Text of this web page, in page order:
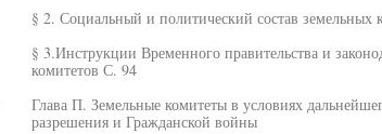
§ 2. Социальный и политический состав земельных
§ 3.Инструкции Временного правительства и
комитетов С. 94
Глава П. Земельные комитеты в условиях
разрешения и Гражданской войны